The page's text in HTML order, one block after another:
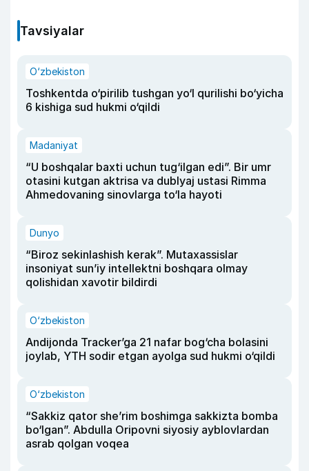
Tavsiyalar
O‘zbekiston
Toshkentda o‘pirilib tushgan yo‘l qurilishi bo‘yicha
6 kishiga sud hukmi o‘qildi
Madaniyat
“U boshqalar baxti uchun tug‘ilgan edi”. Bir umr
otasini kutgan aktrisa va dublyaj ustasi Rimma
Ahmedovaning sinovlarga to‘la hayoti
Dunyo
“Biroz sekinlashish kerak”. Mutaxassislar
insoniyat sun’iy intellektni boshqara olmay
qolishidan xavotir bildirdi
O‘zbekiston
Andijonda Tracker’ga 21 nafar bog‘cha bolasini
joylab, YTH sodir etgan ayolga sud hukmi o‘qildi
O‘zbekiston
“Sakkiz qator she’rim boshimga sakkizta bomba
bo‘lgan”. Abdulla Oripovni siyosiy ayblovlardan
asrab qolgan voqea